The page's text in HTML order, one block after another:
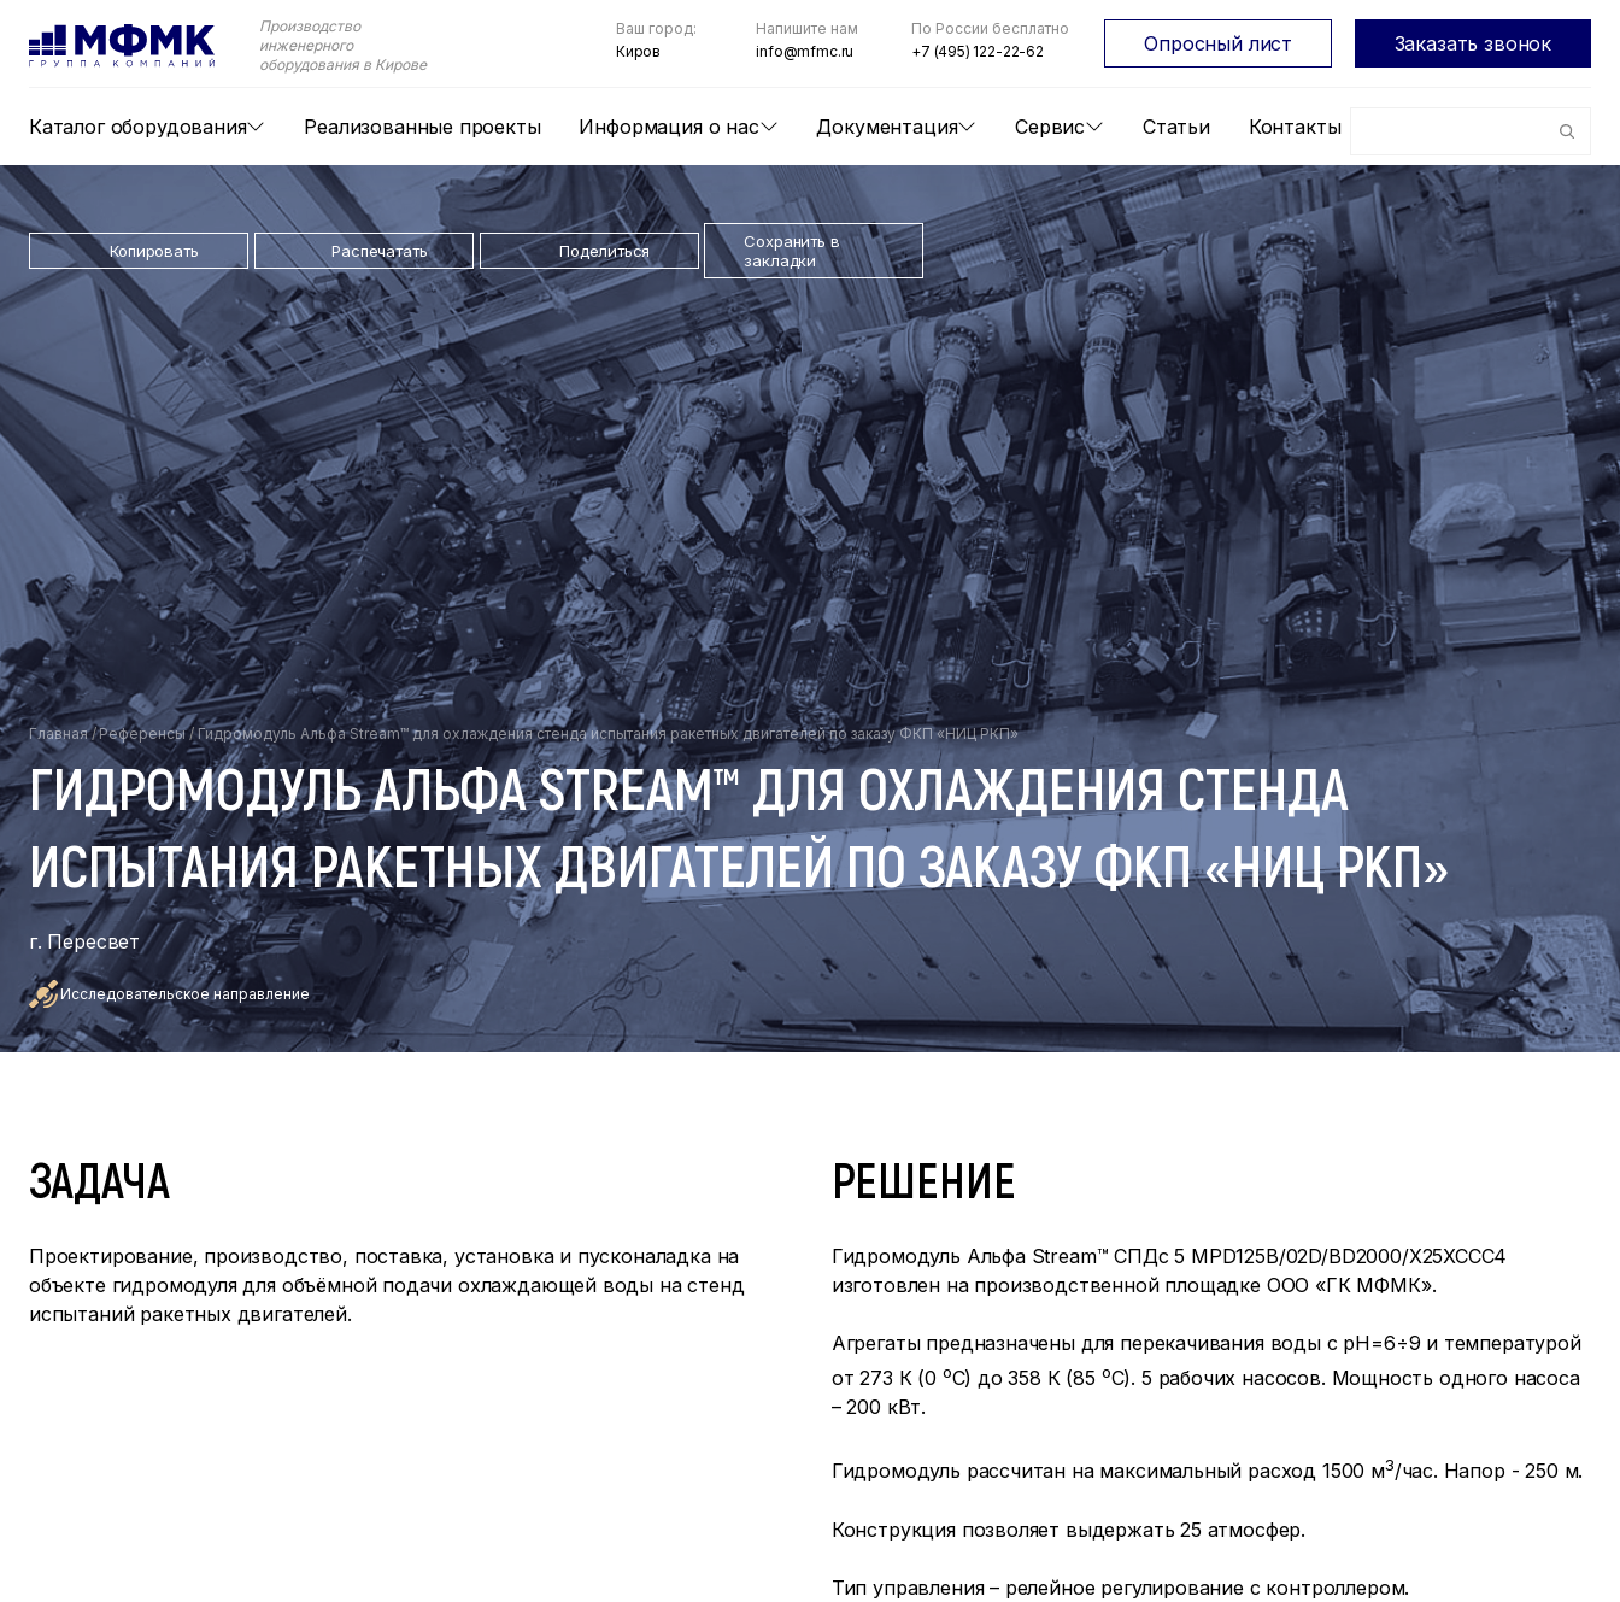
Производство
инженерного
оборудования в Кирове
Каталог оборудования Реализованные проекты Информация о нас Документация Сервис Статьи Контакты
Ваш город:
Киров
Напишите нам
info@mfmc.ru
По России бесплатно
+7 (495) 122-22-62
Опросный лист Заказать звонок
Копировать Распечатать Поделиться
Сохранить в
закладки
Главная/Референсы/Гидромодуль Альфа Stream™ для охлаждения стенда испытания ракетных двигателей по заказу ФКП «НИЦ РКП»
ГИДРОМОДУЛЬ АЛЬФА STREAM™ ДЛЯ ОХЛАЖДЕНИЯ СТЕНДА
ИСПЫТАНИЯ РАКЕТНЫХ ДВИГАТЕЛЕЙ ПО ЗАКАЗУ ФКП «НИЦ РКП»
г. Пересвет
Исследовательское направление
ЗАДАЧА
Проектирование, производство, поставка, установка и пусконаладка на
объекте гидромодуля для объёмной подачи охлаждающей воды на стенд
испытаний ракетных двигателей.
РЕШЕНИЕ
Гидромодуль Альфа Stream™ СПДс 5 MPD125B/02D/BD2000/X25XCCC4
изготовлен на производственной площадке ООО «ГК МФМК».
Агрегаты предназначены для перекачивания воды с рН=6÷9 и температурой
от 273 К (0 оС) до 358 К (85 оС). 5 рабочих насосов. Мощность одного насоса
– 200 кВт.
Гидромодуль рассчитан на максимальный расход 1500 м3/час. Напор - 250 м.
Конструкция позволяет выдержать 25 атмосфер.
Тип управления – релейное регулирование с контроллером.